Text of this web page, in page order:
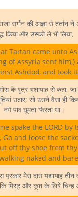
सर्गोन की आज्ञा से
किया और उसको ले भी लिया,
Tartan came unto
of Assyria sent
Ashdod, and took
के पुत्र यशायाह से कहा,
उतार; सो उसने वैसा ही
नंगे पांव घूमता फिरता था।
spake the LORD by
Go and loose the
off thy shoe from
naked and
मेरा दास यशायाह तीन
मिस्र और कूश के लिये चिन्ह